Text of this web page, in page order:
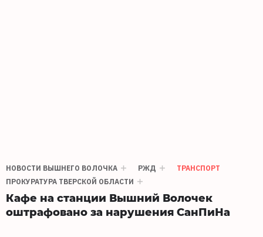
НОВОСТИ ВЫШНЕГО ВОЛОЧКА РЖД
ТРАНСПОРТ
ПРОКУРАТУРА ТВЕРСКОЙ ОБЛАСТИ
Кафе на станции Вышний Волочек
оштрафовано за нарушения СанПиНа